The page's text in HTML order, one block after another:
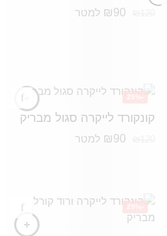
₪90 למטר
-25%
קונקורד לייקרה סגול מבריק
₪90 למטר
-25%